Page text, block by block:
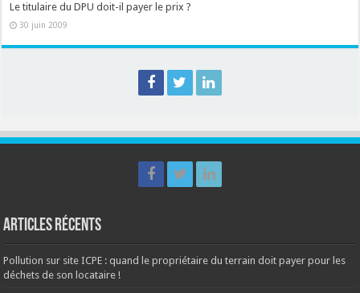
Le titulaire du DPU doit-il payer le prix ?
30 juin 2009
Articles récents
Pollution sur site ICPE : quand le propriétaire du terrain doit payer pour les
déchets de son locataire !